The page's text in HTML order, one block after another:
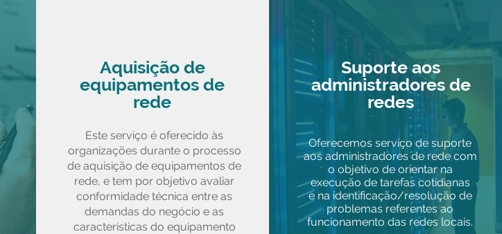
Aquisição de
equipamentos de
rede
Este serviço é oferecido às
organizações durante o processo
de aquisição de equipamentos de
rede, e tem por objetivo avaliar
conformidade técnica entre as
demandas do negócio e as
características do equipamento
Suporte aos
administradores de
redes
Oferecemos serviço de suporte
aos administradores de rede com
o objetivo de orientar na
execução de tarefas cotidianas
e na identificação/resolução de
problemas referentes ao
funcionamento das redes locais.